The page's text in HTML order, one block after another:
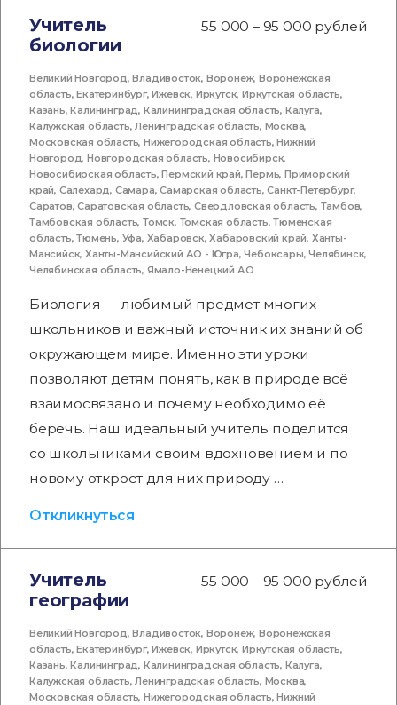
Учитель
биологии
55 000 – 95 000 рублей
Великий Новгород,Владивосток, Воронеж,Воронежская
область,Екатеринбург,Ижевск, Иркутск,Иркутская область,
Казань,Калининград, Калининградская область, Калуга,
Калужская область,Ленинградская область, Москва,
Московская область,Нижегородская область,Нижний
Новгород,Новгородская область, Новосибирск,
Новосибирская область,Пермский край,Пермь,Приморский
край, Салехард, Самара,Самарская область,Санкт-Петербург,
Саратов,Саратовская область,Свердловская область, Тамбов,
Тамбовская область,Томск, Томская область,Тюменская
область,Тюмень, Уфа, Хабаровск,Хабаровский край, Ханты-
Мансийск,Ханты-Мансийский АО - Югра,Чебоксары,Челябинск,
Челябинская область, Ямало-Ненецкий АО
Биология — любимый предмет многих
школьников и важный источник их знаний об
окружающем мире. Именно эти уроки
позволяют детям понять, как в природе всё
взаимосвязано и почему необходимо её
беречь. Наш идеальный учитель поделится
со школьниками своим вдохновением и по
новому откроет для них природу …
Откликнуться
Учитель
географии
55 000 – 95 000 рублей
Великий Новгород,Владивосток, Воронеж,Воронежская
область,Екатеринбург,Ижевск, Иркутск,Иркутская область,
Казань,Калининград, Калининградская область, Калуга,
Калужская область,Ленинградская область, Москва,
Московская область,Нижегородская область,Нижний